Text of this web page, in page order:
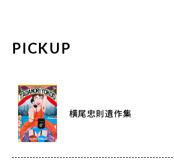
PICKUP
横尾忠則遺作集